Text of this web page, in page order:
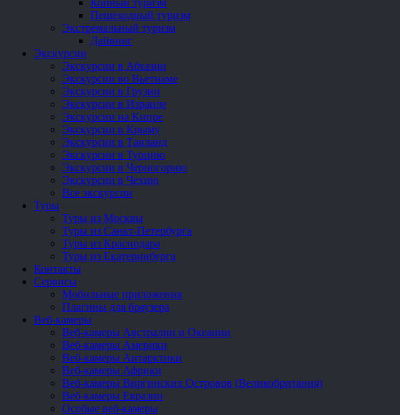
Конный туризм
Пешеходный туризм
Экстремальный туризм
Дайвинг
Экскурсии
Экскурсии в Абхазии
Экскурсии во Вьетнаме
Экскурсии в Грузии
Экскурсии в Израиле
Экскурсии на Кипре
Экскурсии в Крыму
Экскурсии в Таиланд
Экскурсии в Турцию
Экскурсии в Черногорию
Экскурсии в Чехию
Все экскурсии
Туры
Туры из Москвы
Туры из Санкт-Петербурга
Туры из Краснодара
Туры из Екатеринбурга
Контакты
Сервисы
Мобильные приложения
Плагины для браузера
Веб-камеры
Веб-камеры Австралии и Океании
Веб-камеры Америки
Веб-камеры Антарктики
Веб-камеры Африки
Веб-камеры Виргинских Островов (Великобритания)
Веб-камеры Евразии
Особые веб-камеры